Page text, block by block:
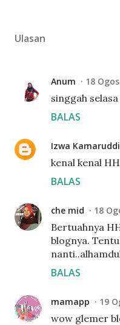
Ulasan
Anum 18
singgah selasa
BALAS
Izwa
kenal kenal
BALAS
che mid 18
Bertuahnya
blognya.
BALAS
mamapp 19
wow glemer